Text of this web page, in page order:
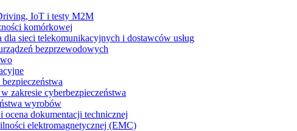
IoT i testy M2M
komórkowej
dla sieci telekomunikacyjnych i dostawców usług
bezprzewodowych
zakresie cyberbezpieczeństwa
wyrobów
ocena dokumentacji technicznej
elektromagnetycznej (EMC)